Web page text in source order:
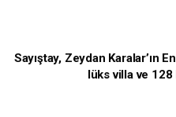
Sayıştay, Zeydan Karalar’ın
lüks villa ve